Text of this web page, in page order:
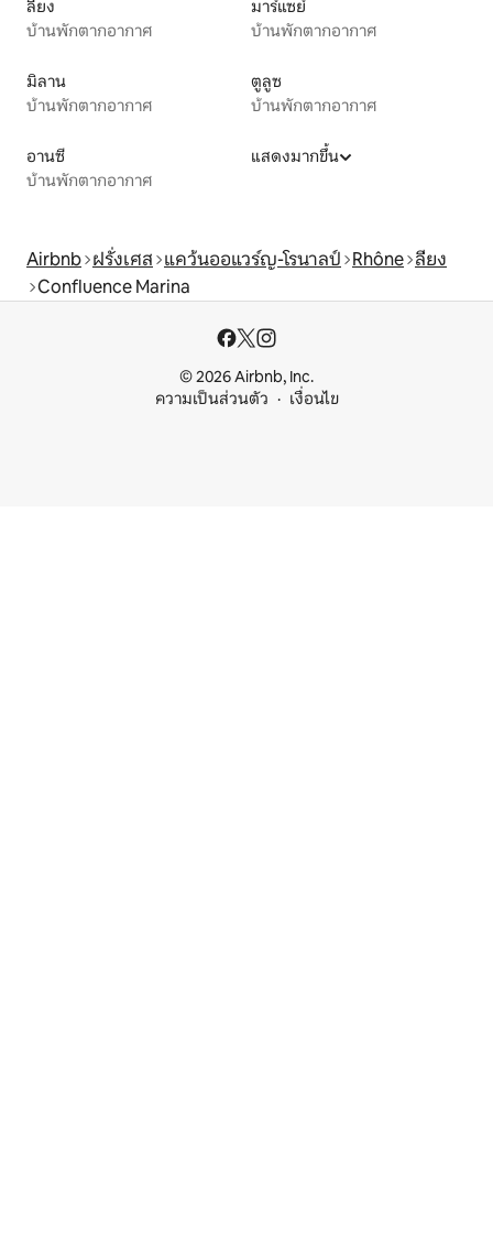
ลียง
บ้านพักตากอากาศ
มาร์แซย์
บ้านพักตากอากาศ
มิลาน
บ้านพักตากอากาศ
ตูลูซ
บ้านพักตากอากาศ
อานซี
บ้านพักตากอากาศ
แสดงมากขึ้น
Airbnb ฝรั่งเศส แคว้นออแวร์ญ-โรนาลป์ Rhône ลียง
Confluence Marina
© 2026 Airbnb, Inc.
ความเป็นส่วนตัว
เงื่อนไข